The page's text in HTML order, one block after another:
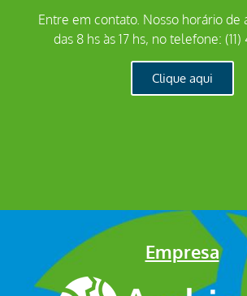
Entre em contato. Nosso horário de
das 8 hs às 17 hs, no telefone:
Clique aqui
Empresa